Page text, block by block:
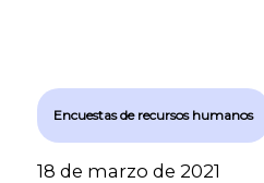
Encuestas de recursos humanos
18 de marzo de 2021